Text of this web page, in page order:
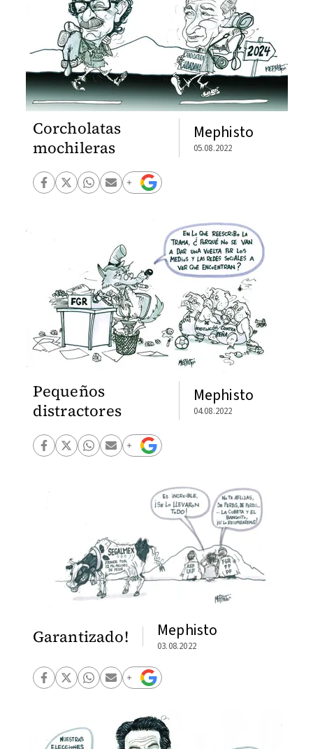
Corcholatas
mochileras
Mephisto
05.08.2022
Pequeños
distractores
Mephisto
04.08.2022
Garantizado! Mephisto
03.08.2022